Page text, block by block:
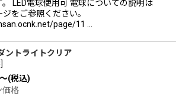
。 LED電球使用可 電球についての説明は
をご参照ください。
page/11 …
ントライトクリア
～(税込)
価格